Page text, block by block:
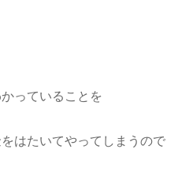
っていることを
はたいてやってしまうので